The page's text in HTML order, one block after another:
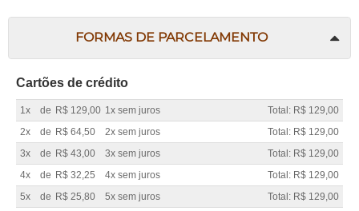
FORMAS DE PARCELAMENTO
Cartões de crédito
1x de R$ 129,00 1x sem juros
Total: R$ 129,00
2x
de R$ 64,50 2x sem juros
Total: R$ 129,00
3x
de R$ 43,00 3x sem juros
Total: R$ 129,00
4x
de R$ 32,25 4x sem juros
Total: R$ 129,00
5x
de R$ 25,80 5x sem juros
Total: R$ 129,00